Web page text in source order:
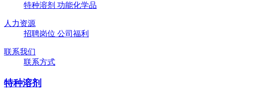
特种溶剂 功能化学品
人力资源
招聘岗位 公司福利
联系我们
联系方式
特种溶剂